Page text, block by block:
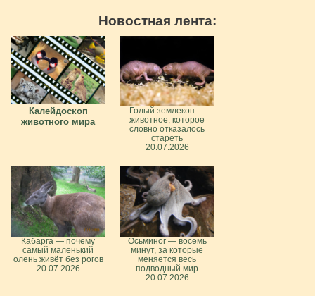
Новостная лента:
Калейдоскоп
животного мира
Голый землекоп —
животное, которое
словно отказалось
стареть
20.07.2026
Кабарга — почему
самый маленький
олень живёт без рогов
20.07.2026
Осьминог — восемь
минут, за которые
меняется весь
подводный мир
20.07.2026